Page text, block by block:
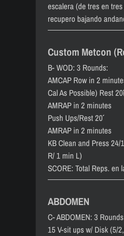
escalera (de tres en
recupero bajando
Custom Metcon
B- WOD: 3 Rounds:
AMCAP Row in 2
Cal As Possible) Rest
AMRAP in 2 minutes
Push Ups/Rest 20´´
AMRAP in 2 minutes
KB Clean and Press 24/
R/ 1 min L)
SCORE: Total Reps. en
ABDOMEN
C- ABDOMEN: 3
15 V-sit ups w/ Disk (5/